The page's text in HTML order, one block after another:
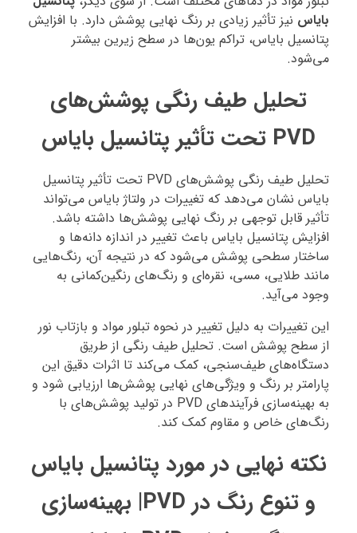
بایاس نیز تأثیر زیادی بر رنگ نهایی پوشش دارد. با افزایش
پتانسیل بایاس، تراکم یون‌ها در سطح زیرین بیشتر
می‌شود.
تحلیل طیف رنگی پوشش‌های
PVD تحت تأثیر پتانسیل بایاس
تحلیل طیف رنگی پوشش‌های PVD تحت تأثیر پتانسیل
بایاس نشان می‌دهد که تغییرات در ولتاژ بایاس می‌تواند
تأثیر قابل توجهی بر رنگ نهایی پوشش‌ها داشته باشد.
افزایش پتانسیل بایاس باعث تغییر در اندازه دانه‌ها و
ساختار سطحی پوشش می‌شود که در نتیجه آن، رنگ‌هایی
مانند طلایی، مسی، نقره‌ای و رنگ‌های رنگین‌کمانی به
وجود می‌آید.
این تغییرات به دلیل تغییر در نحوه تبلور مواد و بازتاب نور
از سطح پوشش است. تحلیل طیف رنگی از طریق
دستگاه‌های طیف‌سنجی، کمک می‌کند تا اثرات دقیق این
پارامتر بر رنگ و ویژگی‌های نهایی پوشش‌ها ارزیابی شود و
به بهینه‌سازی فرآیندهای PVD در تولید پوشش‌های با
رنگ‌های خاص و مقاوم کمک کند.
نکته نهایی در مورد پتانسیل بایاس
و تنوع رنگ در PVD| بهینه‌سازی